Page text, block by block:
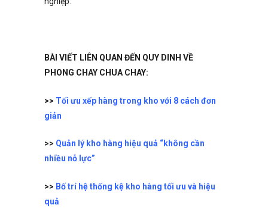
BÀI VIẾT LIÊN QUAN ĐẾN QUY DINH VỀ
PHONG CHAY CHUA CHAY:
>> Tối ưu xếp hàng trong kho với 8 cách đơn
giản
>> Quản lý kho hàng hiệu quả “không cần
nhiều nỗ lực”
>> Bố trí hệ thống kệ kho hàng tối ưu và hiệu
quả